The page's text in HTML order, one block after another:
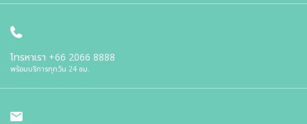
โทรหาเรา +66 2066 8888
พร้อมบริการทุกวัน 24 ชม.